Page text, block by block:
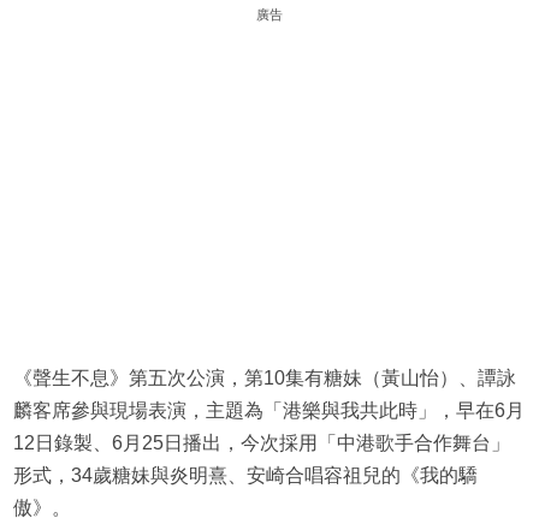
廣告
《聲生不息》第五次公演，第10集有糖妹（黃山怡）、譚詠
麟客席參與現場表演，主題為「港樂與我共此時」，早在6月
12日錄製、6月25日播出，今次採用「中港歌手合作舞台」
形式，34歲糖妹與炎明熹、安崎合唱容祖兒的《我的驕
傲》。